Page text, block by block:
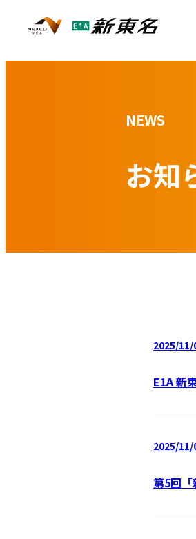
NEWS
お知
2025/11/
E1A 新
2025/11/
第5回「